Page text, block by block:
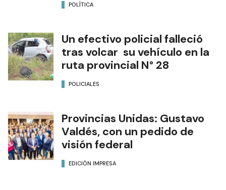
POLÍTICA
Un efectivo policial falleció
tras volcar su vehículo en la
ruta provincial N° 28
POLICIALES
Provincias Unidas: Gustavo
Valdés, con un pedido de
visión federal
EDICIÓN IMPRESA